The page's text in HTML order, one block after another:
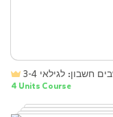
חשבון: לגילאי 3-4
4 Units Course